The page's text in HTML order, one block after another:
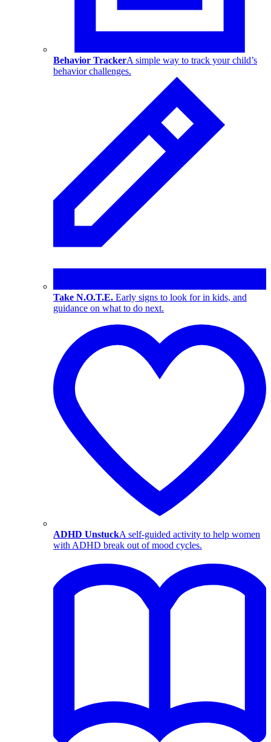
Behavior TrackerA simple way to track your child’s
behavior challenges.
Take N.O.T.E. Early signs to look for in kids, and
guidance on what to do next.
ADHD UnstuckA self-guided activity to help women
with ADHD break out of mood cycles.